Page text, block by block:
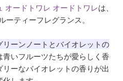
オードトワレ オードトワレは、
ティーフレグランス。
リーンノートとバイオレットの
青いフルーツたちが愛らしく香
ーなバイオレットの香りが出